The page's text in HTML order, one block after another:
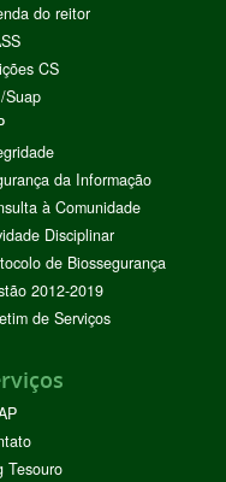
do reitor
CS
Suap
da Informação
à Comunidade
Disciplinar
de Biossegurança
2012-2019
de Serviços
Tesouro